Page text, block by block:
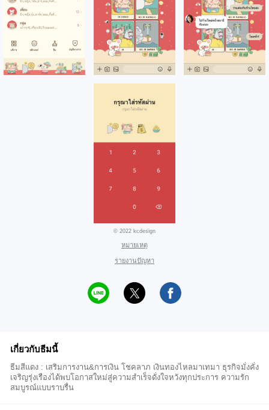
© 2022 kcdesign
หมายเหตุ
รายงานปัญหา
เกี่ยวกับธีมนี้
ธีมสีแดง : เสริมการงาน&การเงิน โชคลาภ เงินทองไหลมาเทมา ธุรกิจมั่งคั่ง
เจริญรุ่งเรืองได้พบโอกาสใหม่สู่ความสำเร็จดั่งใจหวังทุกประการ ความรัก
สมบูรณ์แบบราบรื่น